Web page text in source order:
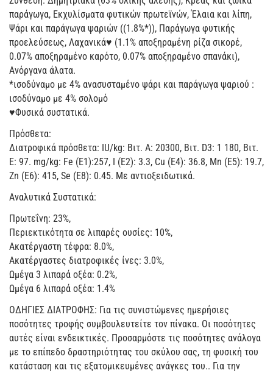
παράγωγα, Εκχυλίσματα φυτικών πρωτεϊνών, Έλαια και λίπη,
Ψάρι και παράγωγα ψαριών ((1.8%*)), Παράγωγα φυτικής
προελεύσεως, Λαχανικά♥ (1.1% αποξηραμένη ρίζα σικορέ,
0.07% αποξηραμένο καρότο, 0.07% αποξηραμένο σπανάκι),
Ανόργανα άλατα.
*ισοδύναμο με 4% ανασυσταμένο ψάρι και παράγωγα ψαριού :
ισοδύναμο με 4% σολομό
♥Φυσικά συστατικά.
Πρόσθετα:
Διατροφικά πρόσθετα: IU/kg: Βιτ. A: 20300, Βιτ. D3: 1 180, Βιτ.
E: 97. mg/kg: Fe (E1):257, I (E2): 3.3, Cu (E4): 36.8, Mn (E5): 19.7,
Zn (E6): 415, Se (E8): 0.45. Με αντιοξειδωτικά.
Αναλυτικά Συστατικά:
Πρωτεΐνη: 23%,
Περιεκτικότητα σε λιπαρές ουσίες: 10%,
Ακατέργαστη τέφρα: 8.0%,
Ακατέργαστες διατροφικές ίνες: 3.0%,
Ωμέγα 3 λιπαρά οξέα: 0.2%,
Ωμέγα 6 λιπαρά οξέα: 1.4%
ΟΔΗΓΙΕΣ ΔΙΑΤΡΟΦΗΣ: Για τις συνιστώμενες ημερήσιες
ποσότητες τροφής συμβουλευτείτε τον πίνακα. Οι ποσότητες
αυτές είναι ενδεικτικές. Προσαρμόστε τις ποσότητες ανάλογα
με το επίπεδο δραστηριότητας του σκύλου σας, τη φυσική του
κατάσταση και τις εξατομικευμένες ανάγκες του.. Για την